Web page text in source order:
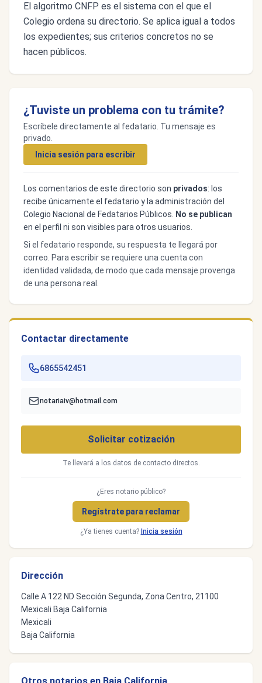
El algoritmo CNFP es el sistema con el que el
Colegio ordena su directorio. Se aplica igual a todos
los expedientes; sus criterios concretos no se
hacen públicos.
¿Tuviste un problema con tu trámite?
Escríbele directamente al fedatario. Tu mensaje es
privado.
Inicia sesión para escribir
Los comentarios de este directorio son privados: los
recibe únicamente el fedatario y la administración del
Colegio Nacional de Fedatarios Públicos.
No se publican
en el perfil ni son visibles para otros usuarios.
Si el fedatario responde, su respuesta te llegará por
correo. Para escribir se requiere una cuenta con
identidad validada, de modo que cada mensaje provenga
de una persona real.
Contactar directamente
6865542451
notariaiv@hotmail.com
Solicitar cotización
Te llevará a los datos de contacto directos.
¿Eres notario público?
Regístrate para reclamar
¿Ya tienes cuenta? Inicia sesión
Dirección
Calle A 122 ND Sección Segunda, Zona Centro, 21100
Mexicali Baja California
Mexicali
Baja California